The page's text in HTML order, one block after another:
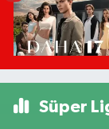
Süper